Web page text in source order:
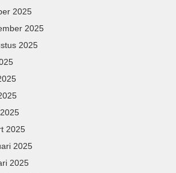
2025
2025
2025
2025
2025
2025